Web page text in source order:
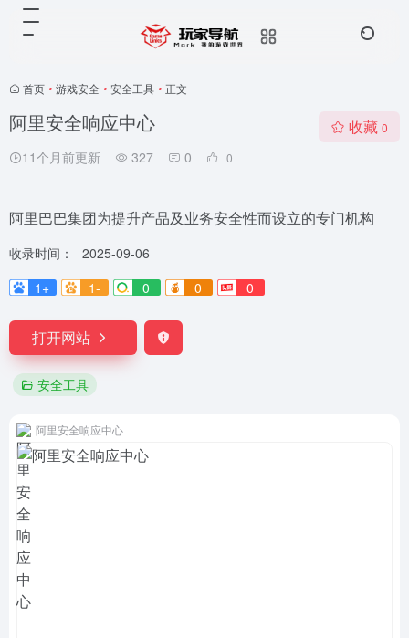
首页 • 游戏安全 • 安全工具 • 正文
阿里安全响应中心
11个月前更新 327 0 0
收藏 0
阿里巴巴集团为提升产品及业务安全性而设立的专门机构
收录时间：
2025-09-06
1+
1- 0 0 0
打开网站
安全工具
阿里安全响应中心